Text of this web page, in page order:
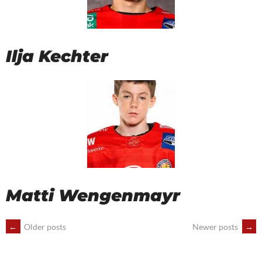
Ilja Kechter
Matti Wengenmayr
POSTS
← Older posts Newer posts →